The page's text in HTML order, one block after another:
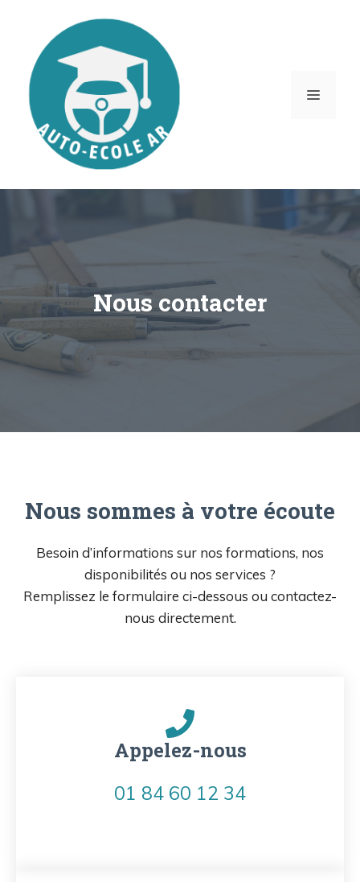
contenu
MENU
Nous contacter
Nous sommes à votre écoute
Besoin d’informations sur nos formations, nos
disponibilités ou nos services ?
Remplissez le formulaire ci-dessous ou contactez-
nous directement.
Appelez-nous
01 84 60 12 34